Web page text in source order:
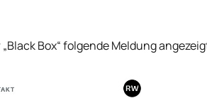
Box“ folgende Meldung